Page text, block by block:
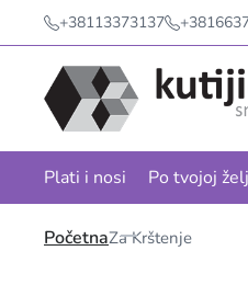
+38113373137
Plati i nosi Po tvojoj
PočetnaZa Krštenje